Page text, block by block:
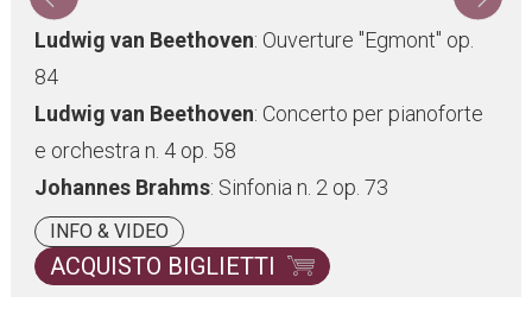
Ludwig van Beethoven: Ouverture "Egmont" op.
84
Ludwig van Beethoven: Concerto per pianoforte
e orchestra n. 4 op. 58
Johannes Brahms: Sinfonia n. 2 op. 73
INFO & VIDEO
ACQUISTO BIGLIETTI